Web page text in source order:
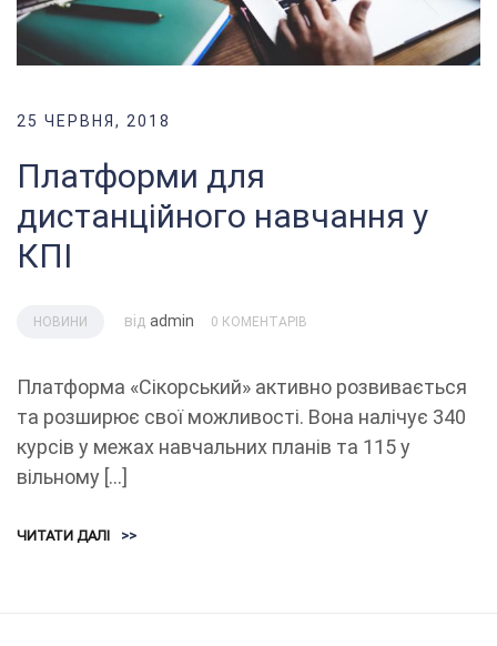
25 ЧЕРВНЯ, 2018
Платформи для
дистанційного навчання у
КПІ
НОВИНИ від admin 0 КОМЕНТАРІВ
Платформа «Сікорський» активно розвивається
та розширює свої можливості. Вона налічує 340
курсів у межах навчальних планів та 115 у
вільному […]
ЧИТАТИ ДАЛІ >>